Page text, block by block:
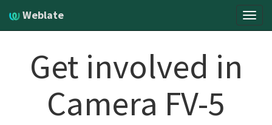
Weblate
Get involved in
Camera FV-5